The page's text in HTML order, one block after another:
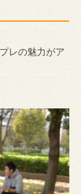
レの魅力がア